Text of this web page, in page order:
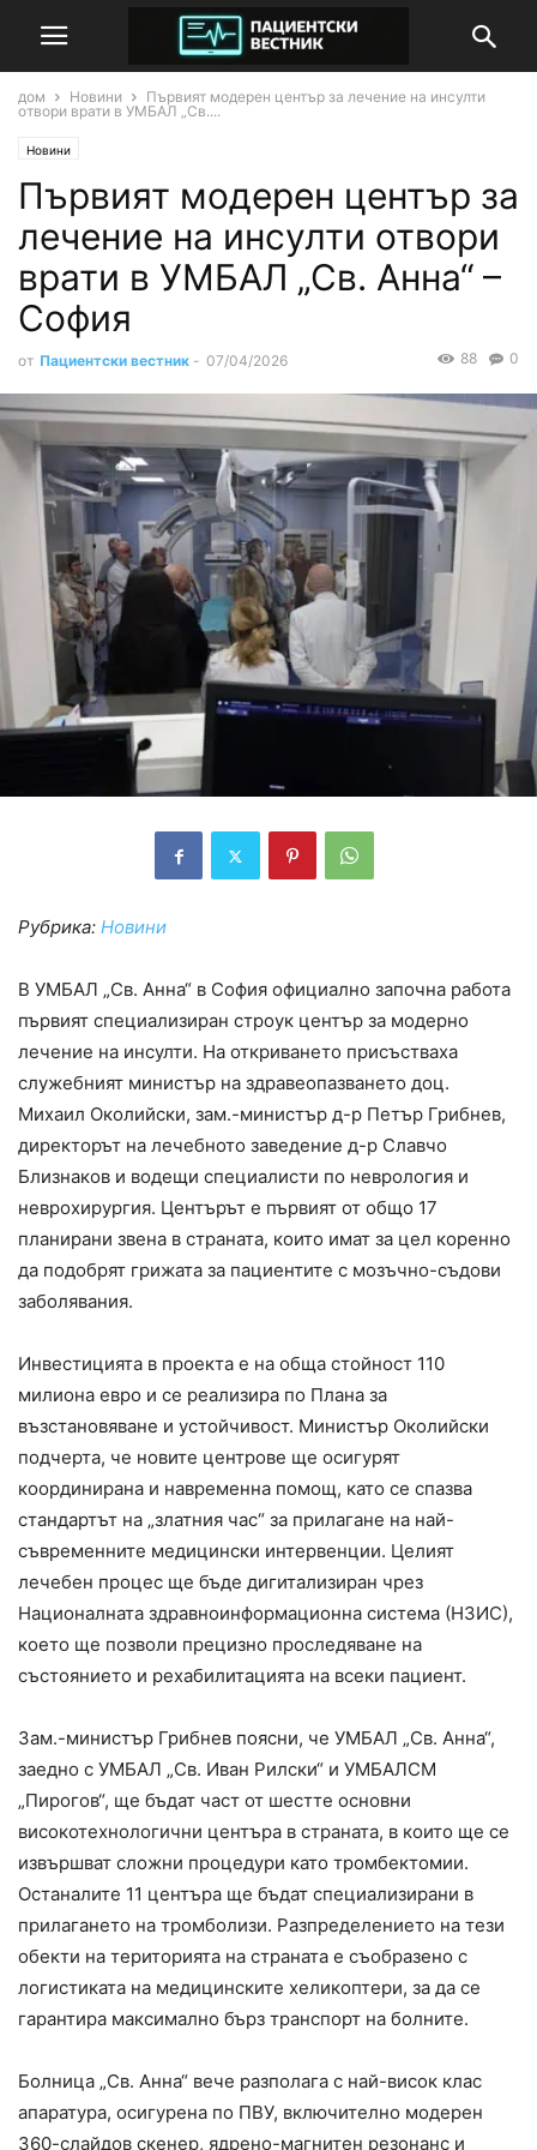
дом Новини
Първият модерен център за лечение на инсулти
отвори врати в УМБАЛ „Св....
Новини
Първият модерен център за
лечение на инсулти отвори
врати в УМБАЛ „Св. Анна“ –
София
от Пациентски вестник - 07/04/2026 0
88
Рубрика: Новини
В УМБАЛ „Св. Анна“ в София официално започна работа
първият специализиран строук център за модерно
лечение на инсулти. На откриването присъстваха
служебният министър на здравеопазването доц.
Михаил Околийски, зам.-министър д-р Петър Грибнев,
директорът на лечебното заведение д-р Славчо
Близнаков и водещи специалисти по неврология и
неврохирургия. Центърът е първият от общо 17
планирани звена в страната, които имат за цел коренно
да подобрят грижата за пациентите с мозъчно-съдови
заболявания.
Инвестицията в проекта е на обща стойност 110
милиона евро и се реализира по Плана за
възстановяване и устойчивост. Министър Околийски
подчерта, че новите центрове ще осигурят
координирана и навременна помощ, като се спазва
стандартът на „златния час“ за прилагане на най-
съвременните медицински интервенции. Целият
лечебен процес ще бъде дигитализиран чрез
Националната здравноинформационна система (НЗИС),
което ще позволи прецизно проследяване на
състоянието и рехабилитацията на всеки пациент.
Зам.-министър Грибнев поясни, че УМБАЛ „Св. Анна“,
заедно с УМБАЛ „Св. Иван Рилски“ и УМБАЛСМ
„Пирогов“, ще бъдат част от шестте основни
високотехнологични центъра в страната, в които ще се
извършват сложни процедури като тромбектомии.
Останалите 11 центъра ще бъдат специализирани в
прилагането на тромболизи. Разпределението на тези
обекти на територията на страната е съобразено с
логистиката на медицинските хеликоптери, за да се
гарантира максимално бърз транспорт на болните.
Болница „Св. Анна“ вече разполага с най-висок клас
апаратура, осигурена по ПВУ, включително модерен
360-слайдов скенер, ядрено-магнитен резонанс и